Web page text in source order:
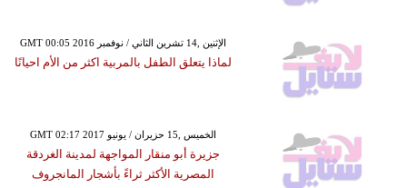
GMT 00:05 2016 الإثنين ,14 تشرين الثاني / نوفمبر
لماذا يتعلق الطفل بالمربية اكثر من الأم احيانًا
GMT 02:17 2017 الخميس ,15 حزيران / يونيو
جزيرة أبو منقار المواجهة لمدينة الغردقة
المصرية الأكثر ثراءً بأشجار المانجروف